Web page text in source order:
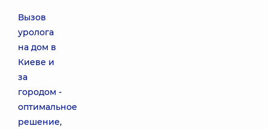
Вызов
уролога
на дом в
Киеве и
за
городом -
оптимальное
решение,